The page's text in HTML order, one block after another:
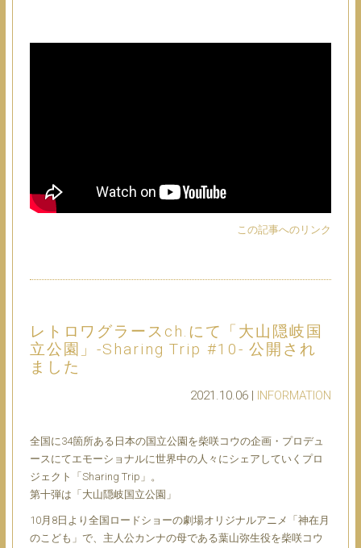
この記事へのリンク
レトロワグラースch.にて「大山隠岐国
立公園」-Sharing Trip #10- 公開され
ました
2021.10.06 | INFORMATION
全国に34箇所ある日本の国立公園を柴咲コウの企画・プロデュ
ースにてエモーショナルに世界中の人々にシェアしていくプロ
ジェクト「Sharing Trip」。
第十弾は「大山隠岐国立公園」
10月8日より全国ロードショーの劇場オリジナルアニメ「神在月
のこども」で、主人公カンナの母である葉山弥生役を柴咲コウ